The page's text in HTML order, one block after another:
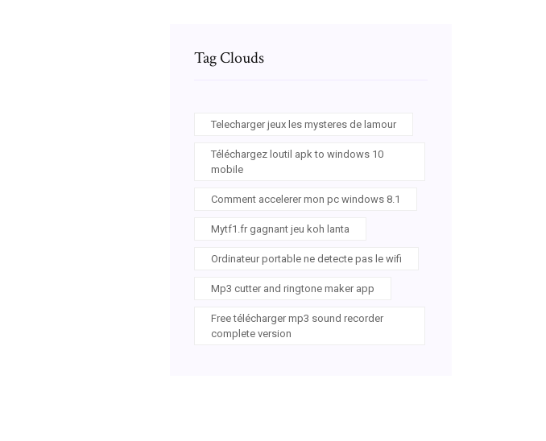
Tag Clouds
Telecharger jeux les mysteres de lamour
Téléchargez loutil apk to windows 10
mobile
Comment accelerer mon pc windows 8.1
Mytf1.fr gagnant jeu koh lanta
Ordinateur portable ne detecte pas le wifi
Mp3 cutter and ringtone maker app
Free télécharger mp3 sound recorder
complete version